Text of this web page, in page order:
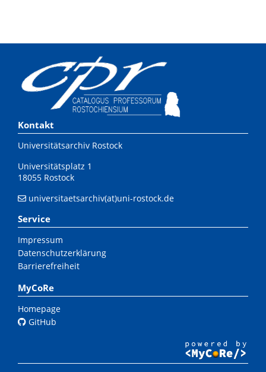
Kontakt
Universitätsarchiv Rostock
Universitätsplatz 1
18055 Rostock
universitaetsarchiv(at)uni-rostock.de
Service
Impressum
Datenschutzerklärung
Barrierefreiheit
MyCoRe
Homepage
GitHub